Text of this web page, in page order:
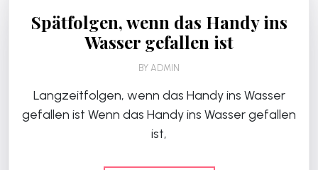
Spätfolgen, wenn das Handy ins
Wasser gefallen ist
BY ADMIN
Langzeitfolgen, wenn das Handy ins Wasser
gefallen ist Wenn das Handy ins Wasser gefallen
ist,